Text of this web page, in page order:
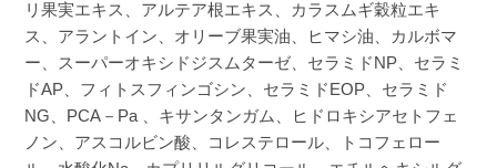
リ果実エキス、アルテア根エキス、カラスムギ穀粒エキ
ス、アラントイン、オリーブ果実油、ヒマシ油、カルボマ
ー、スーパーオキシドジスムターゼ、セラミドNP、セラミ
ドAP、フィトスフィンゴシン、セラミドEOP、セラミド
NG、PCA－Pa 、キサンタンガム、ヒドロキシアセトフェ
ノン、アスコルビン酸、コレステロール、トコフェロー